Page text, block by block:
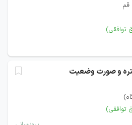
قم
توافقی)
و صورت وضعیت
توافقی)